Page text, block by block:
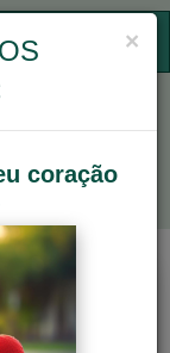
×
coração